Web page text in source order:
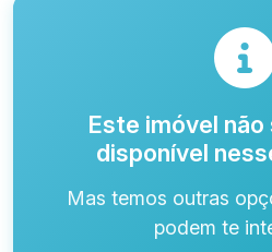
Este imóvel
disponível
Mas temos outras
podem te